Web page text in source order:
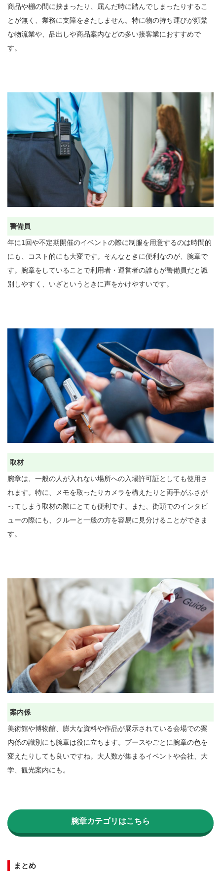
商品や棚の間に挟まったり、屈んだ時に踏んでしまったりするこ
とが無く、業務に支障をきたしません。特に物の持ち運びが頻繁
な物流業や、品出しや商品案内などの多い接客業におすすめで
す。
警備員
年に1回や不定期開催のイベントの際に制服を用意するのは時間的
にも、コスト的にも大変です。そんなときに便利なのが、腕章で
す。腕章をしていることで利用者・運営者の誰もが警備員だと識
別しやすく、いざというときに声をかけやすいです。
取材
腕章は、一般の人が入れない場所への入場許可証としても使用さ
れます。特に、メモを取ったりカメラを構えたりと両手がふさが
ってしまう取材の際にとても便利です。また、街頭でのインタビ
ューの際にも、クルーと一般の方を容易に見分けることができま
す。
案内係
美術館や博物館、膨大な資料や作品が展示されている会場での案
内係の識別にも腕章は役に立ちます。ブースやごとに腕章の色を
変えたりしても良いですね。大人数が集まるイベントや会社、大
学、観光案内にも。
腕章カテゴリはこちら
まとめ